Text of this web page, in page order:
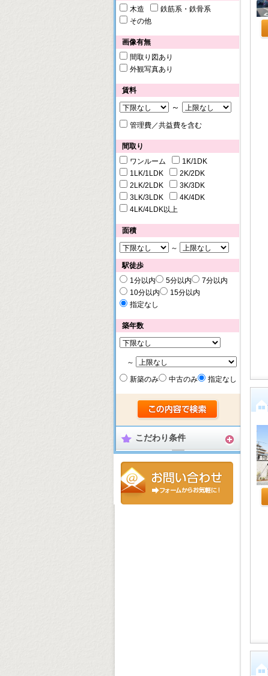
木造
鉄筋系・鉄骨系
その他
画像有無
間取り図あり
外観写真あり
賃料
～
管理費／共益費を含む
間取り
ワンルーム
1K/1DK
1LK/1LDK
2K/2DK
2LK/2LDK
3K/3DK
3LK/3LDK
4K/4DK
4LK/4LDK以上
面積
～
駅徒歩
1分以内
5分以内
7分以内
10分以内
15分以内
指定なし
築年数
～
新築のみ
中古のみ 指定なし
こだわり条件